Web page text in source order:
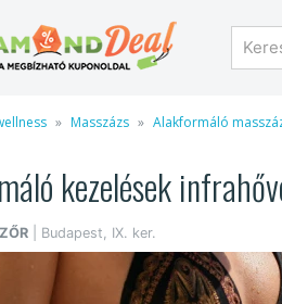
Masszázs Alakformáló
kezelések
| Budapest, IX. ker.